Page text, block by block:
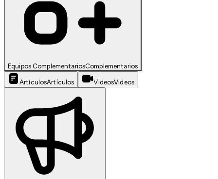
Equipos ComplementariosComplementarios
ArtículosArtículos VideosVideos